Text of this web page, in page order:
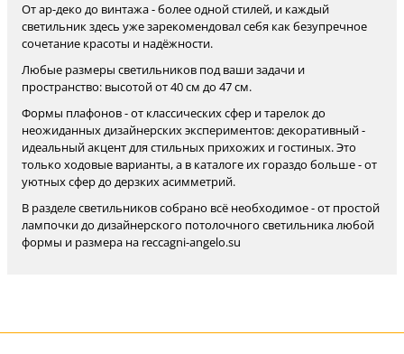
От ар-деко до винтажа - более одной стилей, и каждый
светильник здесь уже зарекомендовал себя как безупречное
сочетание красоты и надёжности.
Любые размеры светильников под ваши задачи и
пространство: высотой от 40 см до 47 см.
Формы плафонов - от классических сфер и тарелок до
неожиданных дизайнерских экспериментов: декоративный -
идеальный акцент для стильных прихожих и гостиных. Это
только ходовые варианты, а в каталоге их гораздо больше - от
уютных сфер до дерзких асимметрий.
В разделе светильников собрано всё необходимое - от простой
лампочки до дизайнерского потолочного светильника любой
формы и размера на reccagni-angelo.su